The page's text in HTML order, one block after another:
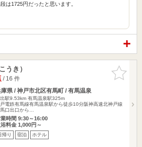
は1725円だったと思います。
お気に入
りに追加
うき）
/ 16 件
県 / 神戸市北区有馬町 / 有馬温泉
駅9.53km 有馬温泉駅325m
電鉄有馬線有馬温泉駅から徒歩10分阪神高速北神戸線
口出口から…
時間 9:30～16:00
浴料金 1,000円～
帰り 宿泊 ホテル